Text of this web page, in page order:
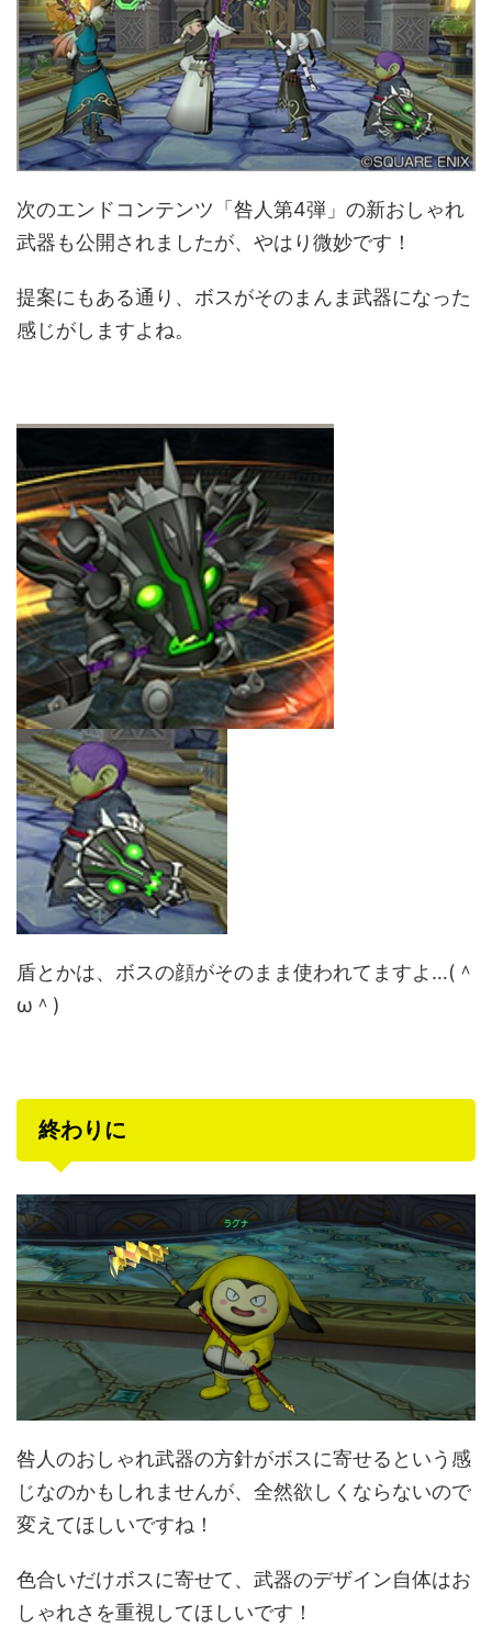
次のエンドコンテンツ「咎人第4弾」の新おしゃれ
武器も公開されましたが、やはり微妙です！
提案にもある通り、ボスがそのまんま武器になった
感じがしますよね。
盾とかは、ボスの顔がそのまま使われてますよ…(＾
ω＾)
終わりに
咎人のおしゃれ武器の方針がボスに寄せるという感
じなのかもしれませんが、全然欲しくならないので
変えてほしいですね！
色合いだけボスに寄せて、武器のデザイン自体はお
しゃれさを重視してほしいです！